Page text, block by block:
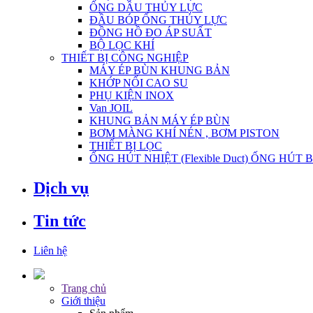
ỐNG DẦU THỦY LỰC
ĐẦU BÓP ỐNG THỦY LỰC
ĐỒNG HỒ ĐO ÁP SUẤT
BỘ LỌC KHÍ
THIẾT BỊ CÔNG NGHIỆP
MÁY ÉP BÙN KHUNG BẢN
KHỚP NỐI CAO SU
PHỤ KIỆN INOX
Van JOIL
KHUNG BẢN MÁY ÉP BÙN
BƠM MÀNG KHÍ NÉN , BƠM PISTON
THIẾT BỊ LỌC
ỐNG HÚT NHIỆT (Flexible Duct) ỐNG HÚT
Dịch vụ
Tin tức
Liên hệ
Trang chủ
Giới thiệu